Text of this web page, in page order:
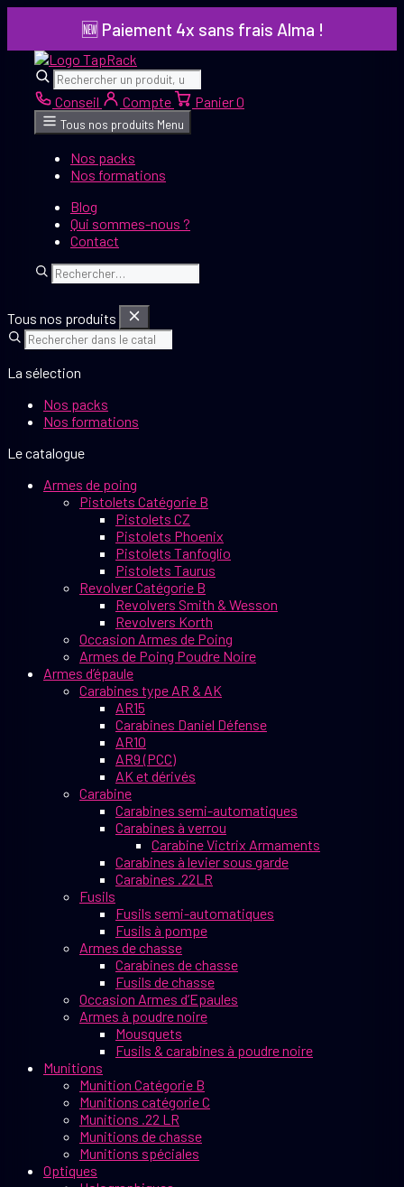
contenu
🆕 Paiement 4x sans frais Alma !
Rechercher Rechercher
Conseil Compte Panier0
Tous nos produits Menu
Nos packs
Nos formations
Blog
Qui sommes-nous ?
Contact
Rechercher
Tous nos produits
La sélection
Nos packs
Nos formations
Le catalogue
Armes de poing
Pistolets Catégorie B
Pistolets CZ
Pistolets Phoenix
Pistolets Tanfoglio
Pistolets Taurus
Revolver Catégorie B
Revolvers Smith & Wesson
Revolvers Korth
Occasion Armes de Poing
Armes de Poing Poudre Noire
Armes d’épaule
Carabines type AR & AK
AR15
Carabines Daniel Défense
AR10
AR9 (PCC)
AK et dérivés
Carabine
Carabines semi-automatiques
Carabines à verrou
Carabine Victrix Armaments
Carabines à levier sous garde
Carabines .22LR
Fusils
Fusils semi-automatiques
Fusils à pompe
Armes de chasse
Carabines de chasse
Fusils de chasse
Occasion Armes d’Epaules
Armes à poudre noire
Mousquets
Fusils & carabines à poudre noire
Munitions
Munition Catégorie B
Munitions catégorie C
Munitions .22 LR
Munitions de chasse
Munitions spéciales
Optiques